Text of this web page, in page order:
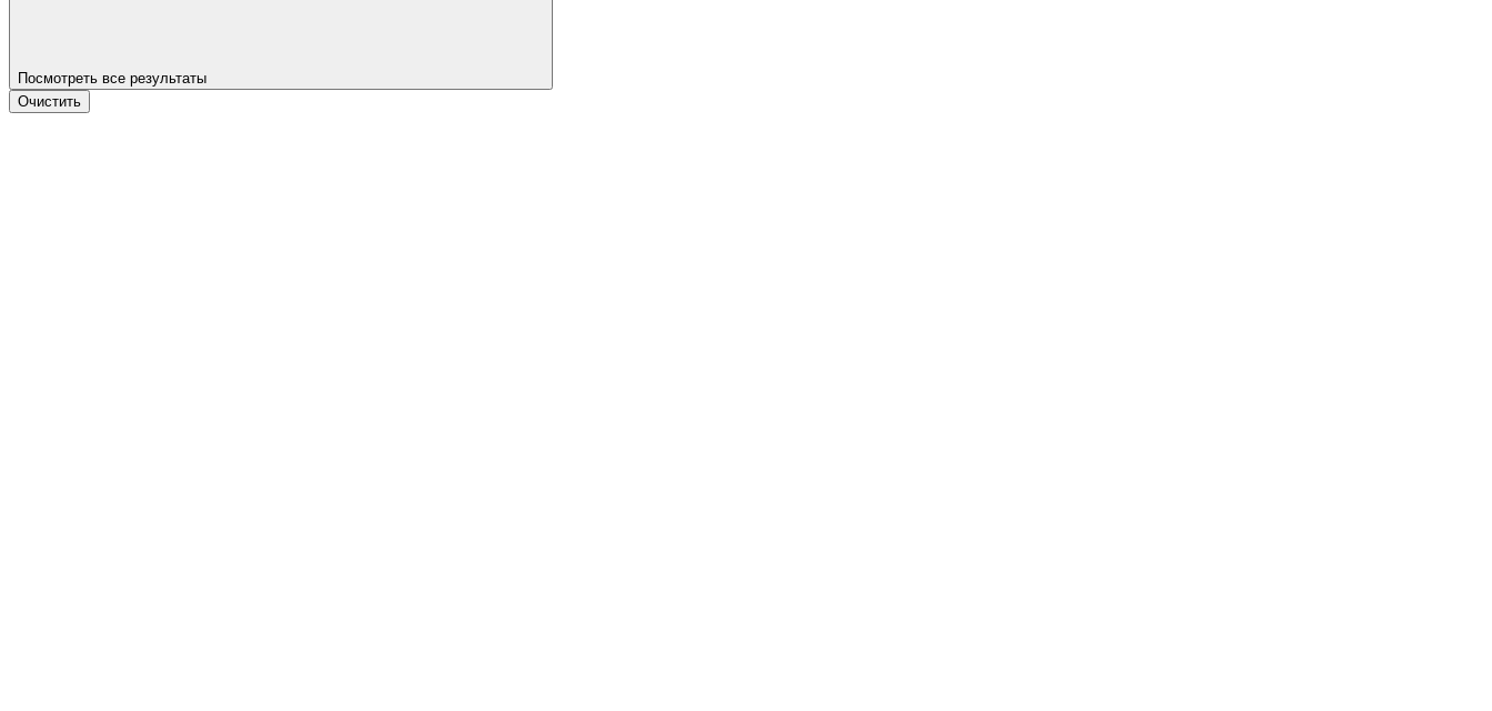
Посмотреть все результаты
Очистить